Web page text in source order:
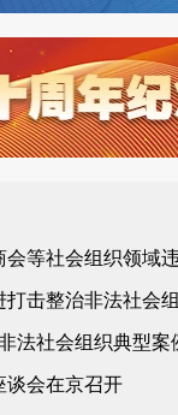
打击整治非法社会
法社会组织典型案
谈会在京召开